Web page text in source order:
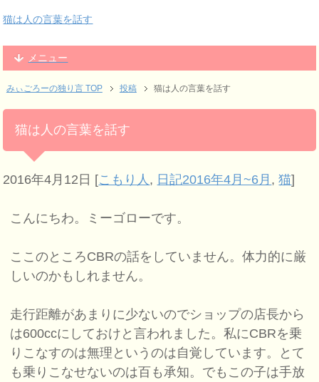
猫は人の言葉を話す
メニュー
みぃごろーの独り言 TOP 投稿 猫は人の言葉を話す
猫は人の言葉を話す
2016年4月12日 [こもり人 , 日記2016年4月~6月 ,猫]
こんにちわ。ミーゴローです。
ここのところCBRの話をしていません。体力的に厳
しいのかもしれません。
走行距離があまりに少ないのでショップの店長から
は600ccにしておけと言われました。私にCBRを乗
りこなすのは無理というのは自覚しています。とて
も乗りこなせないのは百も承知。でもこの子は手放